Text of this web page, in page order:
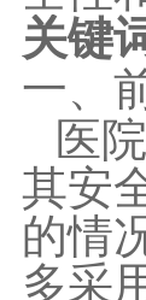
关键
一、
医
其安
的情
多采